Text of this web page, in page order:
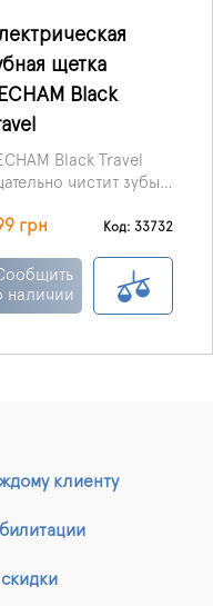
щетка
Black
Black Travel
чистит зубы,
и
лучше
чем обычная
для полости рта.
считается
и
людей.
грн Код: 33732
наличии
клиенту